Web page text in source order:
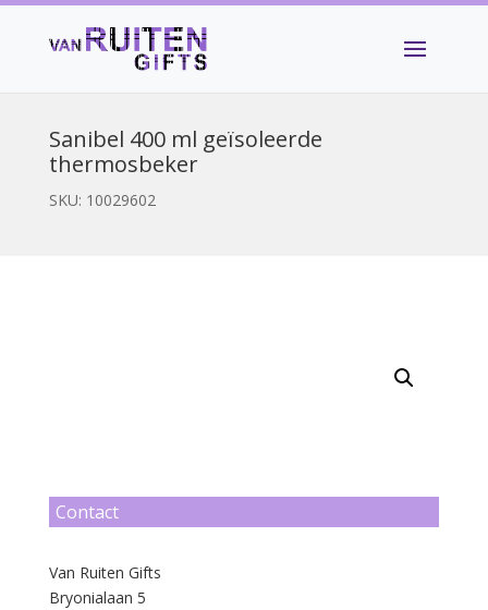
Sanibel 400 ml geïsoleerde
thermosbeker
SKU: 10029602
Contact
Van Ruiten Gifts
Bryonialaan 5